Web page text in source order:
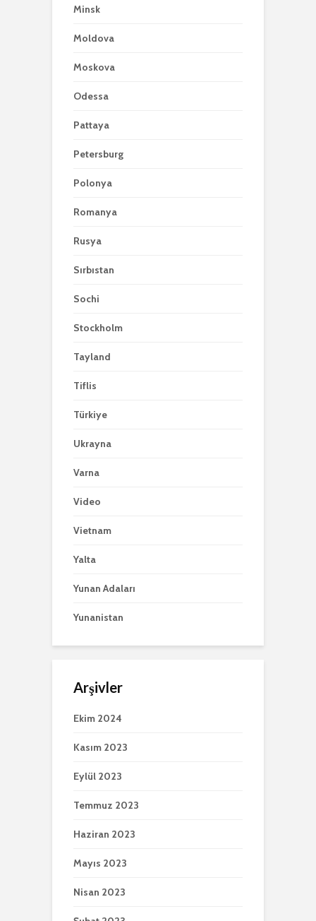
Minsk
Moldova
Moskova
Odessa
Pattaya
Petersburg
Polonya
Romanya
Rusya
Sırbıstan
Sochi
Stockholm
Tayland
Tiflis
Türkiye
Ukrayna
Varna
Video
Vietnam
Yalta
Yunan Adaları
Yunanistan
Arşivler
Ekim 2024
Kasım 2023
Eylül 2023
Temmuz 2023
Haziran 2023
Mayıs 2023
Nisan 2023